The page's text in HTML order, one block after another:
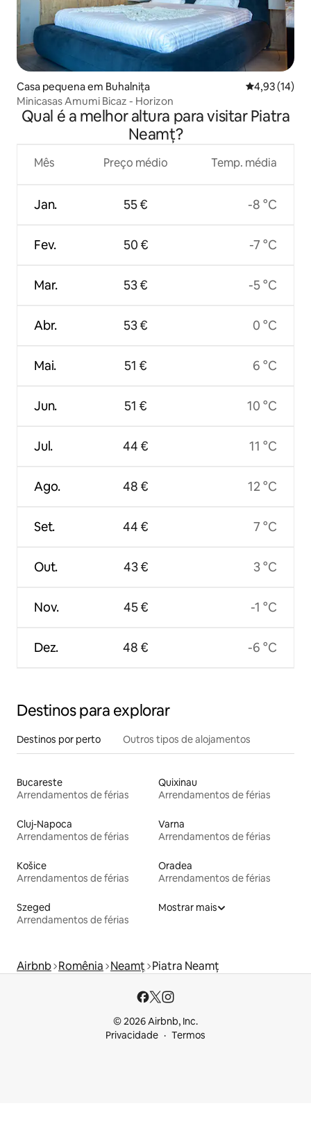
Casa pequena em Buhalnița Classificação
4,93 (14)
Minicasas Amumi Bicaz - Horizon
Qual é a melhor altura para visitar Piatra
Neamț?
Mês
Jan.
Fev.
Mar.
Abr.
Mai.
Jun.
Jul.
Ago.
Set.
Out.
Nov.
Dez.
Preço médio
55 €
50 €
53 €
53 €
51 €
51 €
44 €
48 €
44 €
43 €
45 €
48 €
Temp. média
-8 °C
-7 °C
-5 °C
0 °C
6 °C
10 °C
11 °C
12 °C
7 °C
3 °C
-1 °C
-6 °C
Destinos para explorar
Destinos por perto Outros tipos de alojamentos
Bucareste
Arrendamentos de férias
Quixinau
Arrendamentos de férias
Cluj-Napoca
Arrendamentos de férias
Varna
Arrendamentos de férias
Košice
Arrendamentos de férias
Oradea
Arrendamentos de férias
Szeged
Arrendamentos de férias
Mostrar mais
Airbnb Romênia Neamț Piatra Neamț
© 2026 Airbnb, Inc.
Privacidade
Termos